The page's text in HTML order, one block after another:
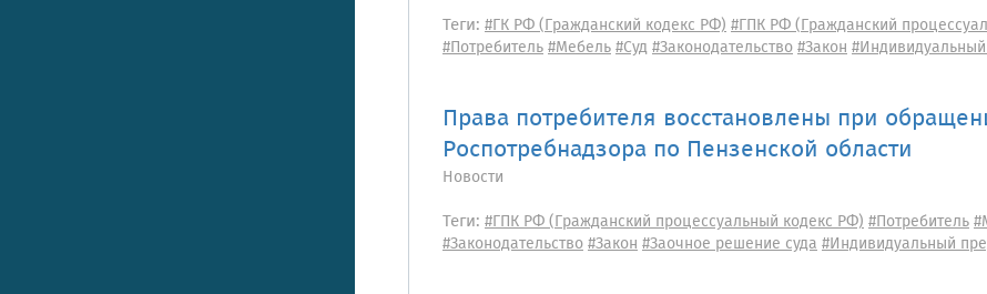
Теги: #ГК РФ (Гражданский кодекс РФ)#ГПК РФ (Гражданский
#Потребитель#Мебель#Суд#Законодательство#Закон
Права потребителя восстановлены при
Роспотребнадзора по Пензенской области
Новости
Теги: #ГПК РФ (Гражданский процессуальный кодекс РФ)#Потребитель
#Законодательство#Закон#Заочное решение суда#Индивидуальный